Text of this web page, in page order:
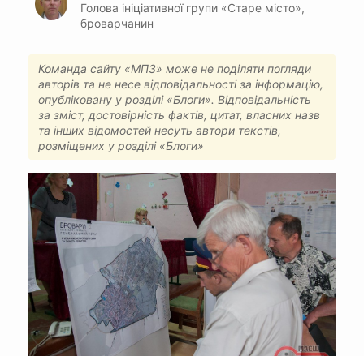
Голова ініціативної групи «Старе місто»,
броварчанин
Команда сайту «МПЗ» може не поділяти погляди
авторів та не несе відповідальності за інформацію,
опубліковану у розділі «Блоги». Відповідальність
за зміст, достовірність фактів, цитат, власних назв
та інших відомостей несуть автори текстів,
розміщених у розділі «Блоги»